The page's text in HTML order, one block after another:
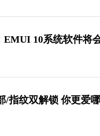
10系统软件将
/指纹双解锁 你更爱